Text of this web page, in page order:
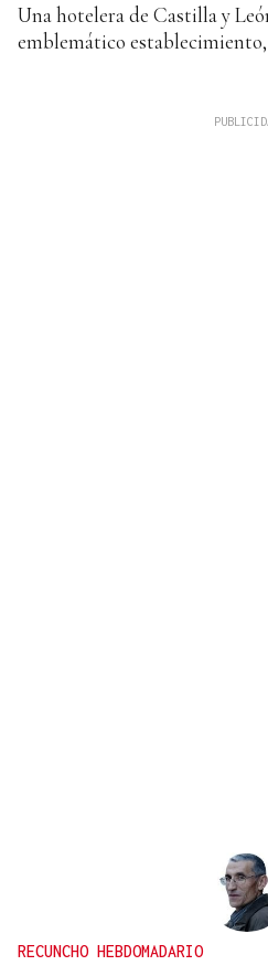
Una hotelera de Castilla y
emblemático establecimiento,
RECUNCHO HEBDOMADARIO